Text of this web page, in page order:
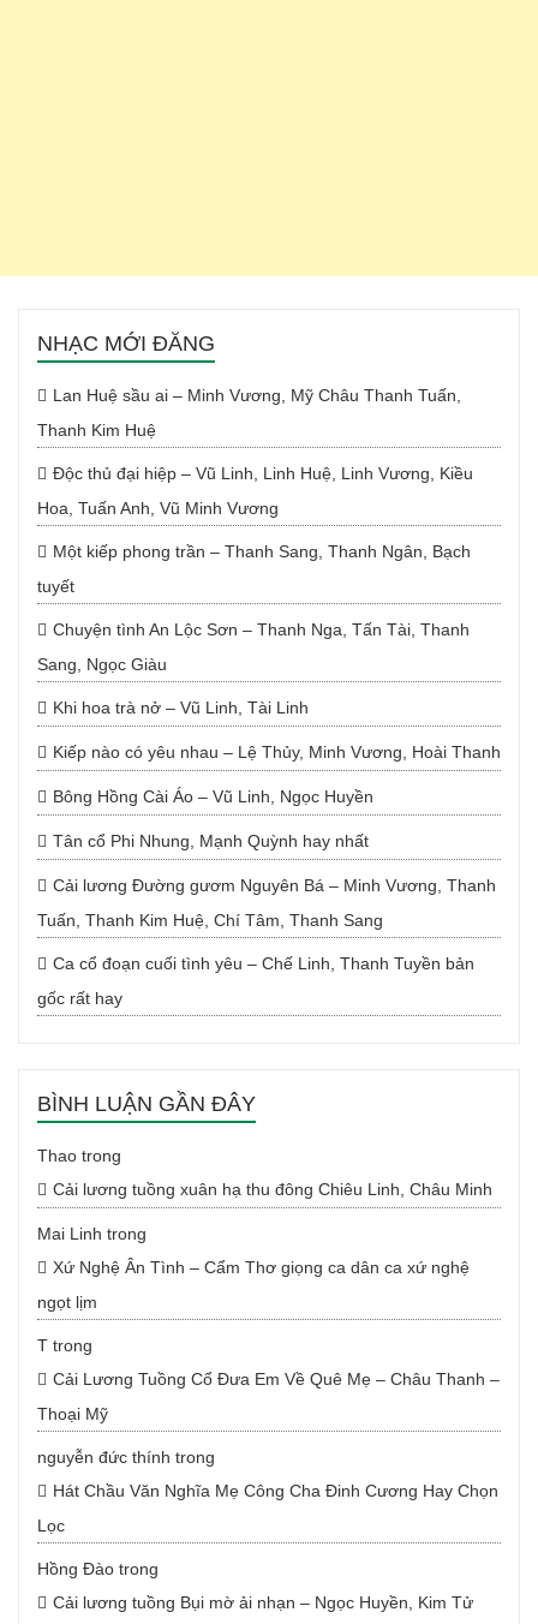
NHẠC MỚI ĐĂNG
Lan Huệ sầu ai – Minh Vương, Mỹ Châu Thanh Tuấn,
Thanh Kim Huệ
Độc thủ đại hiệp – Vũ Linh, Linh Huệ, Linh Vương, Kiều
Hoa, Tuấn Anh, Vũ Minh Vương
Một kiếp phong trần – Thanh Sang, Thanh Ngân, Bạch
tuyết
Chuyện tình An Lộc Sơn – Thanh Nga, Tấn Tài, Thanh
Sang, Ngọc Giàu
Khi hoa trà nở – Vũ Linh, Tài Linh
Kiếp nào có yêu nhau – Lệ Thủy, Minh Vương, Hoài Thanh
Bông Hồng Cài Áo – Vũ Linh, Ngọc Huyền
Tân cổ Phi Nhung, Mạnh Quỳnh hay nhất
Cải lương Đường gươm Nguyên Bá – Minh Vương, Thanh
Tuấn, Thanh Kim Huệ, Chí Tâm, Thanh Sang
Ca cổ đoạn cuối tình yêu – Chế Linh, Thanh Tuyền bản
gốc rất hay
BÌNH LUẬN GẦN ĐÂY
Thao trong
Cải lương tuồng xuân hạ thu đông Chiêu Linh, Châu Minh
Mai Linh trong
Xứ Nghệ Ân Tình – Cẩm Thơ giọng ca dân ca xứ nghệ
ngọt lịm
T trong
Cải Lương Tuồng Cổ Đưa Em Về Quê Mẹ – Châu Thanh –
Thoại Mỹ
nguyễn đức thính trong
Hát Chầu Văn Nghĩa Mẹ Công Cha Đinh Cương Hay Chọn
Lọc
Hồng Đào trong
Cải lương tuồng Bụi mờ ải nhạn – Ngọc Huyền, Kim Tử